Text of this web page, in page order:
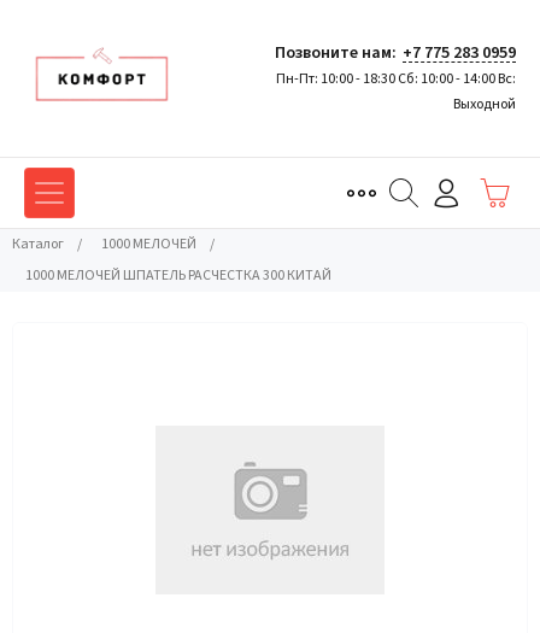
Позвоните нам: +7 775 283 0959
Пн-Пт: 10:00 - 18:30 Сб: 10:00 - 14:00 Вс:
Выходной
Каталог / 1000 МЕЛОЧЕЙ
/
1000 МЕЛОЧЕЙ ШПАТЕЛЬ РАСЧЕСТКА 300 КИТАЙ